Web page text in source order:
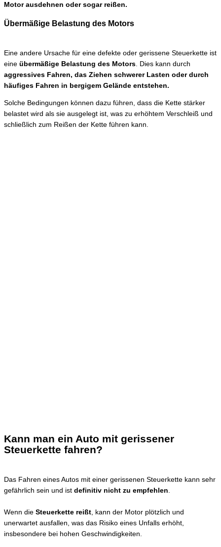
Motor ausdehnen oder sogar reißen.
Übermäßige Belastung des Motors
Eine andere Ursache für eine defekte oder gerissene Steuerkette ist
eine übermäßige Belastung des Motors . Dies kann durch
aggressives Fahren, das Ziehen schwerer Lasten oder durch
häufiges Fahren in bergigem Gelände entstehen.
Solche Bedingungen können dazu führen, dass die Kette stärker
belastet wird als sie ausgelegt ist, was zu erhöhtem Verschleiß und
schließlich zum Reißen der Kette führen kann.
Kann man ein Auto mit gerissener
Steuerkette fahren?
Das Fahren eines Autos mit einer gerissenen Steuerkette kann sehr
gefährlich sein und ist definitiv nicht zu empfehlen.
Wenn die Steuerkette reißt, kann der Motor plötzlich und
unerwartet ausfallen, was das Risiko eines Unfalls erhöht,
insbesondere bei hohen Geschwindigkeiten.